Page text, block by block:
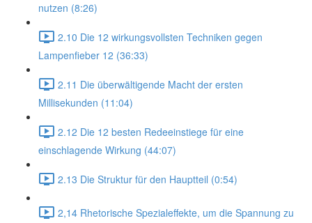
nutzen (8:26)
2.10 Die 12 wirkungsvollsten Techniken gegen
Lampenfieber 12 (36:33)
2.11 Die überwältigende Macht der ersten
Millisekunden (11:04)
2.12 Die 12 besten Redeeinstiege für eine
einschlagende Wirkung (44:07)
2.13 Die Struktur für den Hauptteil (0:54)
2,14 Rhetorische Spezialeffekte, um die Spannung zu